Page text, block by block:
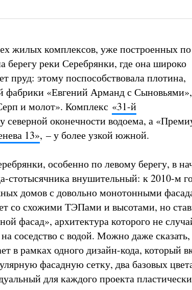
жилых комплексов, уже построенных
реки Серебрянки, где она широко
пруд: этому поспособствовала плотина,
фабрики «Евгений Арманд с
и молот». Комплекс «31-й
у северной оконечности водоема, а
13», – у более узкой южной.
особенно по левому берегу, в
стотысячника внушительный: к 2010-м
домов с довольно монотонными
со схожими ТЭПами и высотами, но
фасад», архитектура которого не
соседство с водой. Можно даже
в рамках одного дизайн-кода, который
фасадную сетку, два базовых
для каждого проекта